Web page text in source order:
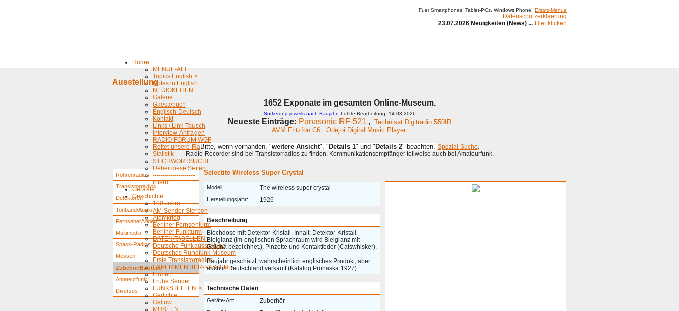
Fuer Smartphones, Tablet-PCs, Windows Phone: Ersatz-Menue
Datenschutzerklaerung
23.07.2026 Neuigkeiten (News) ... Hier klicken
Home
MENUE-ALT
Topics English >
Notes in English
NEUIGKEITEN
Galerie
Gaestebuch
Englisch-Deutsch
Kontakt
Links / Link-Tausch
Interview-Anfragen
RADIO-FORUM WGF
Rettet-unsere-Radios
Statistik
STICHWORTSUCHE
Ueber diese Seiten
---------------------
Intern
Geraete
Geschichte
100 Jahre
AM-Sender-Sterben
Atomkrieg
Berliner Fernsehturm
Berliner Funkturm
DATEN/TABELLEN >
Deutsche Funkausstellung
Deutsches Rundfunk-Museum
Erste Transistorradios
EXPERIMENTIER-KÄSTEN >
Firmen
Frühe Sender
FUNKSTELLEN >
Gedichte
Geltow
MUSEEN
Ausstellung
1652 Exponate im gesamten Online-Museum.
Sortierung jeweils nach Baujahr. Letzte Bearbeitung: 14.03.2026
Neueste Einträge: Panasonic RF-521 , Technisat Digitradio 550IR
AVM Fritzfon C6. Odejoi Digital Music Player.
Bitte, wenn vorhanden, "weitere Ansicht", " Details 1" und " Details 2" beachten. Spezial-Suche.
Radio-Recorder sind bei Transistorradios zu finden. Kommunikationsempfänger teilweise auch bei Amateurfunk.
Röhrenradios
Transistorradios
Detektoren
Tonband/Audio
Fernseher/Video
Multimedia
Spass-Radios
Messen
Zubehör/Bauteile
Amateurfunk
Diverses
Selectite Wireless Super Crystal
Modell: The wireless super crystal
Herstellungsjahr: 1926
Beschreibung
Blechdose mit Detektor-Kristall. Inhalt: Detektor-Kristall
Bleiglanz (im englischen Sprachraum wird Bleiglanz mit
Galena bezeichnet.), Pinzette und Kontaktfeder (Catswhisker).
Baujahr geschätzt, wahrscheinlich englisches Produkt, aber
auch in Deutschland verkauft (Katalog Prohaska 1927).
Technische Daten
Geräte-Art: Zuberhör